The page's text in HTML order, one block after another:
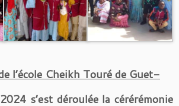
l’école Cheikh Touré de Guet-
s’est déroulée la cérérémonie